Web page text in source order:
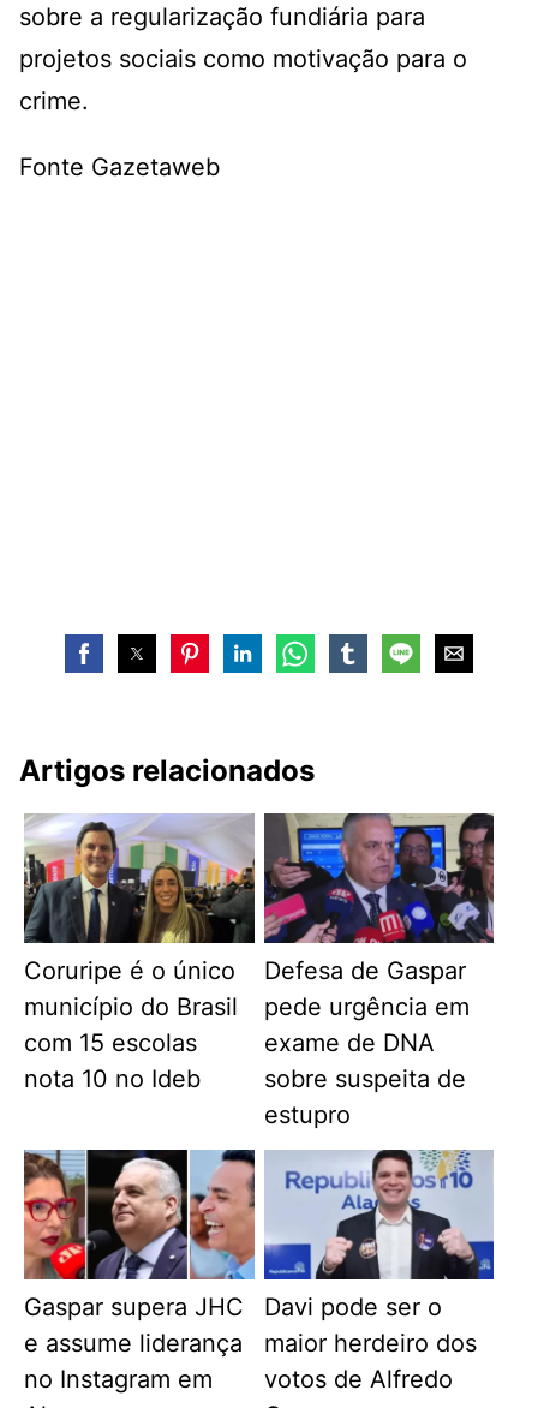
sobre a regularização fundiária para
projetos sociais como motivação para o
crime.
Fonte Gazetaweb
Artigos relacionados
Coruripe é o único
município do Brasil
com 15 escolas
nota 10 no Ideb
Defesa de Gaspar
pede urgência em
exame de DNA
sobre suspeita de
estupro
Gaspar supera JHC
e assume liderança
no Instagram em
Davi pode ser o
maior herdeiro dos
votos de Alfredo